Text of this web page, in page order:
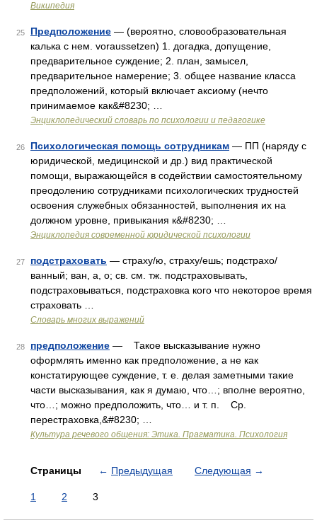
Википедия
25 Предположение — (вероятно, словообразовательная
калька с нем. voraussetzen) 1. догадка, допущение,
предварительное суждение; 2. план, замысел,
предварительное намерение; 3. общее название класса
предположений, который включает аксиому (нечто
принимаемое как&#8230; …
Энциклопедический словарь по психологии и педагогике
26 Психологическая помощь сотрудникам — ПП (наряду с
юридической, медицинской и др.) вид практической
помощи, выражающейся в содействии самостоятельному
преодолению сотрудниками психологических трудностей
освоения служебных обязанностей, выполнения их на
должном уровне, привыкания к&#8230; …
Энциклопедия современной юридической психологии
27 подстраховать — страху/ю, страху/ешь; подстрахо/
ванный; ван, а, о; св. см. тж. подстраховывать,
подстраховываться, подстраховка кого что некоторое время
страховать …
Словарь многих выражений
28 предположение — Такое высказывание нужно
оформлять именно как предположение, а не как
констатирующее суждение, т. е. делая заметными такие
части высказывания, как я думаю, что…; вполне вероятно,
что…; можно предположить, что… и т. п. Ср.
перестраховка,&#8230; …
Культура речевого общения: Этика. Прагматика. Психология
Страницы ← Предыдущая Следующая →
1 2 3